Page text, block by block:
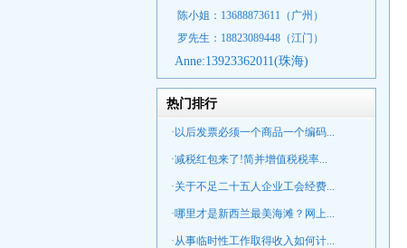
陈小姐：13688873611（广州）
罗先生：18823089448（江门）
Anne:13923362011(珠海)
热门排行
·以后发票必须一个商品一个编码...
·减税红包来了!简并增值税税率...
·关于不足二十五人企业工会经费...
·哪里才是新西兰最美海滩？网上...
·从事临时性工作取得收入如何计...